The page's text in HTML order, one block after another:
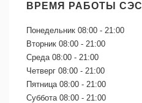
ВРЕМЯ РАБОТЫ СЭС
Понедельник 08:00 - 21:00
Вторник 08:00 - 21:00
Среда 08:00 - 21:00
Четверг 08:00 - 21:00
Пятница 08:00 - 21:00
Суббота 08:00 - 21:00